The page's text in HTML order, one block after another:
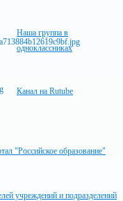
Наша группа в
одноклассниках
Канал на Rutube
"Российское образование"
учреждений и подразделений